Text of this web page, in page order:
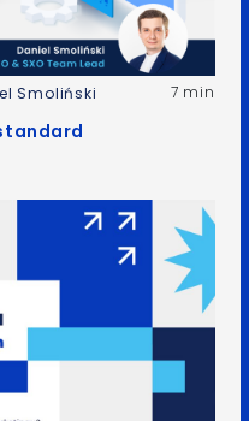
Smoliński 7 min